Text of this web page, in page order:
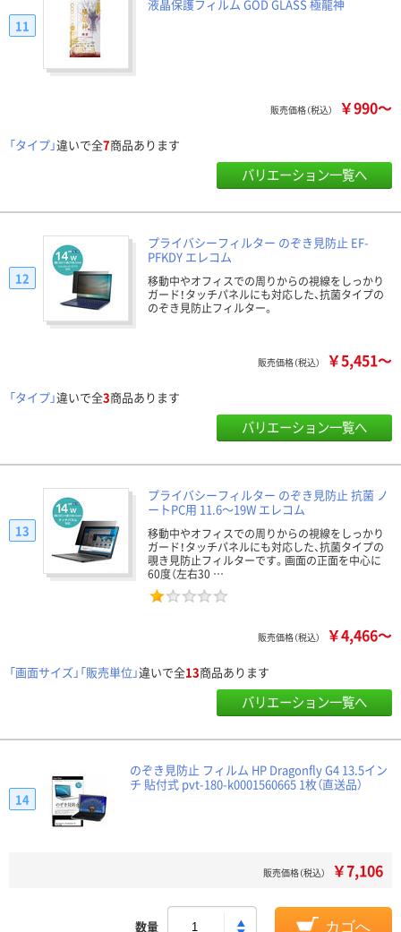
液晶保護フィルム GOD GLASS 極龍神
11
販売価格（税込） ￥990～
「タイプ」違いで全7商品あります
バリエーション一覧へ
プライバシーフィルター のぞき見防止 EF-
PFKDY エレコム
移動中やオフィスでの周りからの視線をしっかり
ガード！タッチパネルにも対応した、抗菌タイプの
のぞき見防止フィルター。
12
販売価格（税込） ￥5,451～
「タイプ」違いで全3商品あります
バリエーション一覧へ
プライバシーフィルター のぞき見防止 抗菌 ノ
ートPC用 11.6～19W エレコム
移動中やオフィスでの周りからの視線をしっかり
ガード！タッチパネルにも対応した、抗菌タイプの
覗き見防止フィルターです。画面の正面を中心に
60度（左右30 …
13
販売価格（税込） ￥4,466～
「画面サイズ」「販売単位」違いで全13商品あります
バリエーション一覧へ
のぞき見防止 フィルム HP Dragonfly G4 13.5イン
チ 貼付式 pvt-180-k0001560665 1枚（直送品）
14
販売価格（税込） ￥7,106
数量 カゴへ